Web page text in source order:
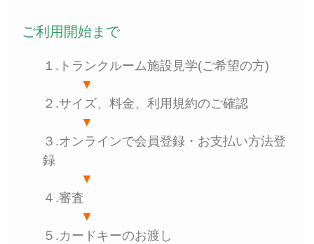
ご利用開始まで
１.トランクルーム施設見学(ご希望の方)
▼
２.サイズ、料金、利用規約のご確認
▼
３.オンラインで会員登録・お支払い方法登
録
▼
４.審査
▼
５.カードキーのお渡し